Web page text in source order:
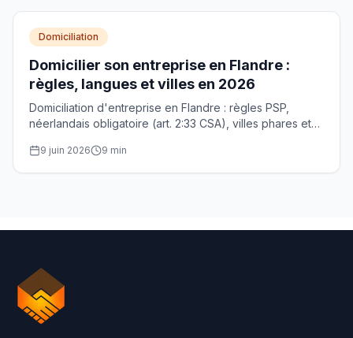
Domiciliation
Domicilier son entreprise en Flandre :
règles, langues et villes en 2026
Domiciliation d'entreprise en Flandre : règles PSP,
néerlandais obligatoire (art. 2:33 CSA), villes phares et
9 juin 2026 9 min